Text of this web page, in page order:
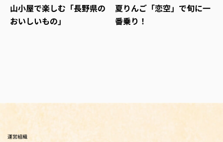
山小屋で楽しむ「長野県の
おいしいもの」
夏りんご「恋空」で旬に一
番乗り！
運営組織